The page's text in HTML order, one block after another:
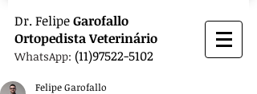
Dr. FelipeGarofallo
OrtopedistaVeterinário
WhatsApp: (11)97522-5102
Felipe Garofallo